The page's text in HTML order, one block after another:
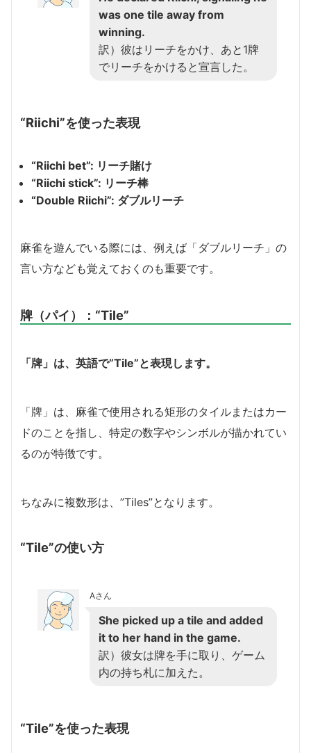
was one tile away from
winning.
訳）彼はリーチをかけ、あと1牌
でリーチをかけると宣言した。
“Riichi”を使った表現
“Riichi bet”: リーチ賭け
“Riichi stick”: リーチ棒
“Double Riichi”: ダブルリーチ
麻雀を遊んでいる際には、例えば「ダブルリーチ」の
言い方なども覚えておくのも重要です。
牌（パイ）： “Tile”
「牌」は、英語で”Tile”と表現します。
「牌」は、麻雀で使用される矩形のタイルまたはカー
ドのことを指し、特定の数字やシンボルが描かれてい
るのが特徴です。
ちなみに複数形は、”Tiles”となります。
“Tile”の使い方
Aさん
She picked up a tile and added
it to her hand in the game.
訳）彼女は牌を手に取り、ゲーム
内の持ち札に加えた。
“Tile”を使った表現